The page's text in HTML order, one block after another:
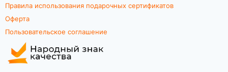
Правила использования подарочных сертификатов
Оферта
Пользовательское соглашение